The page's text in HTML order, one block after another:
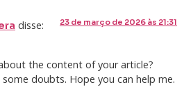
disse: 23 de março de 2026 às 21:31
the content of your article?
doubts. Hope you can help me.